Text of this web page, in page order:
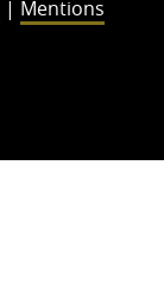
| Mentions